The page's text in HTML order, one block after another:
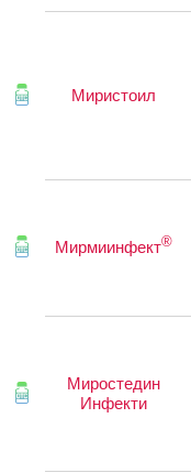
Миристоил
Мирмиинфект®
Миростедин
Инфекти